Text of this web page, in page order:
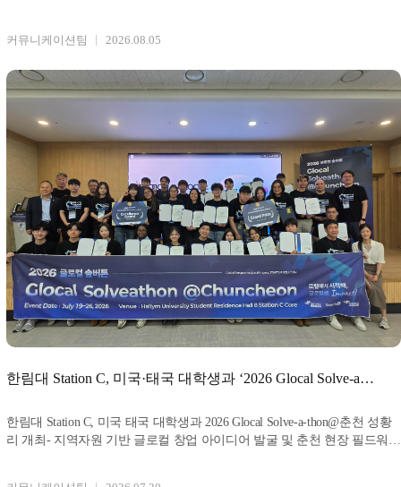
커뮤니케이션팀 2026.08.05
한림대 Station C, 미국·태국 대학생과 ‘2026 Glocal Solve-a-
한림대 Station C, 미국 태국 대학생과 2026 Glocal Solve-a-thon@춘천 성황
리 개최- 지역자원 기반 글로컬 창업 아이디어 발굴 및 춘천 현장 필드워크